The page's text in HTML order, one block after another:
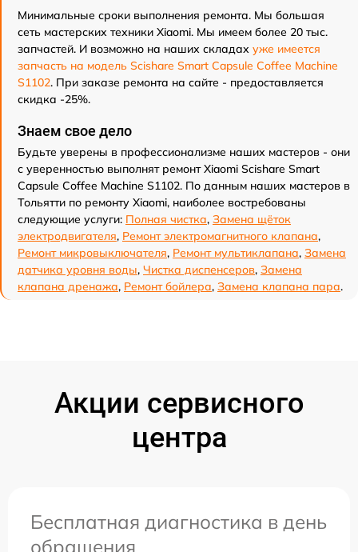
Минимальные сроки выполнения ремонта. Мы большая
сеть мастерских техники Xiaomi. Мы имеем более 20 тыс.
запчастей. И возможно на наших складах уже имеется
запчасть на модель Scishare Smart Capsule Coffee Machine
S1102. При заказе ремонта на сайте - предоставляется
скидка -25%.
Знаем свое дело
Будьте уверены в профессионализме наших мастеров - они
с уверенностью выполнят ремонт Xiaomi Scishare Smart
Capsule Coffee Machine S1102. По данным наших мастеров в
Тольятти по ремонту Xiaomi, наиболее востребованы
следующие услуги: Полная чистка, Замена щёток
электродвигателя, Ремонт электромагнитного клапана,
Ремонт микровыключателя, Ремонт мультиклапана, Замена
датчика уровня воды, Чистка диспенсеров, Замена
клапана дренажа, Ремонт бойлера, Замена клапана пара.
Акции сервисного
центра
Бесплатная диагностика в день
обращения